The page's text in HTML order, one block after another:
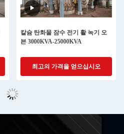
칼슘 탄화물 잠수 전기 활 녹기 오
븐 3000KVA-25000KVA
최고의 가격을 얻으십시오